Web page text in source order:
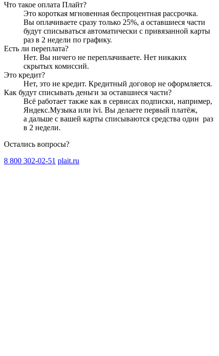
Что такое оплата Плайт?
Это короткая мгновенная беспроцентная рассрочка.
Вы оплачиваете сразу только 25%, а оставшиеся части
будут списываться автоматически с привязанной карты
раз в 2 недели по графику.
Есть ли переплата?
Нет. Вы ничего не переплачиваете. Нет никаких
скрытых комиссий.
Это кредит?
Нет, это не кредит. Кредитный договор не оформляется.
Как будут списывать деньги за оставшиеся части?
Всё работает также как в сервисах подписки, например,
Яндекс.Музыка или ivi. Вы делаете первый платёж,
а дальше с вашей карты списываются средства один раз
в 2 недели.
Остались вопросы?
8 800 302-02-51 plait.ru